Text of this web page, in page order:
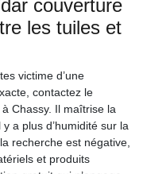
couverture
les tuiles et
victime d’une
contactez le
Chassy. Il maîtrise la
a plus d’humidité sur la
recherche est négative,
et produits